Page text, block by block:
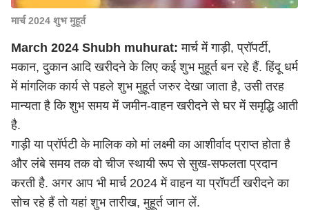
मार्च 2024 शुभ मुहूर्त
March 2024 Shubh muhurat: मार्च में गाड़ी, प्रॉपर्टी,
मकान, दुकान आदि खरीदने के लिए कई शुभ मुहूर्त बन रहे हैं. हिंदू धर्म
में मांगलिक कार्य से पहले शुभ मुहूर्त जरुर देखा जाता है, उसी तरह
मान्यता है कि शुभ समय में जमीन-वाहन खरीदने से घर में समृद्धि आती
है.
गाड़ी या प्रॉर्पटी के मालिक को मां लक्ष्मी का आशीर्वाद प्राप्त होता है
और लंबे समय तक वो चीज स्थायी रूप से सुख-सफलता प्रदान
करती है. अगर आप भी मार्च 2024 में वाहन या प्रॉपर्टी खरीदने का
सोच रहे हैं तो यहां शुभ तारीख, मुहूर्त जान लें.